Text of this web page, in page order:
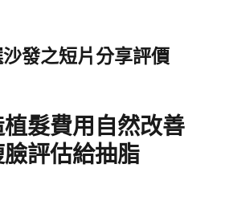
發之短片分享評價
髮費用自然改善
評估給抽脂